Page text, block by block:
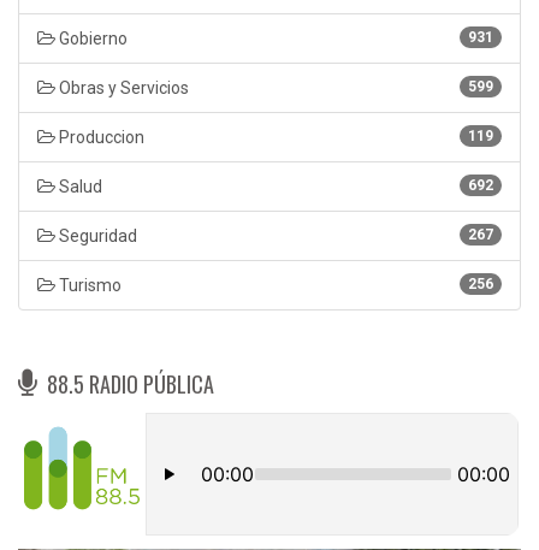
931
Gobierno
599
Obras y Servicios
119
Produccion
692
Salud
267
Seguridad
256
Turismo
88.5 RADIO PÚBLICA